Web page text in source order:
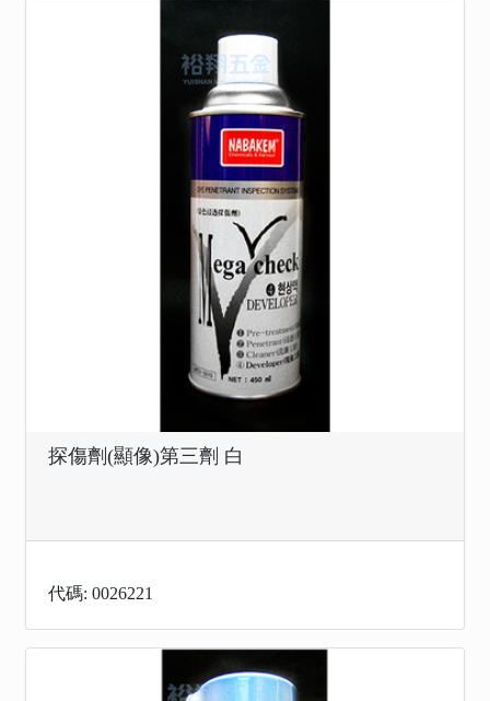
探傷劑(顯像)第三劑 白
代碼: 0026221